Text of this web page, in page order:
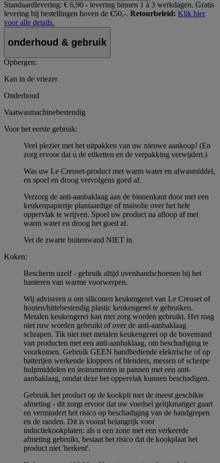
Standaardlevering: € 6,90 - levering binnen 1 à 3 werkdagen. Gratis
levering bij bestellingen boven de €50,-. Retourbeleid: Klik hier
voor alle details.
onderhoud & gebruik
Opbergen:
Kan in de vriezer
Onderhoud
Vaatwasmachinebestendig
Voor het eerste gebruik:
Veel plezier met het uitpakken van uw nieuwe aankoop! (En
zorg ervoor dat u de etiketten en de verpakking verwijdert.)
Was uw Le Creuset-product met warm water en afwasmiddel,
en spoel en droog vervolgens goed af.
Verzorg de anti-aanbaklaag aan de binnenkant door met een
keukenpapiertje plantaardige of maïsolie over het hele
oppervlak te wrijven. Spoel uw product na afloop af met
warm water en droog het goed af.
Vet de zwarte buitenwand NIET in.
Koken:
Bescherm uzelf - gebruik altijd ovenhandschoenen bij het
hanteren van warme voorwerpen.
Wij adviseren u om siliconen keukengerei van Le Creuset of
houten/hittebestendig plastic keukengerei te gebruiken.
Metalen keukengerei kan met zorg worden gebruikt. Het mag
niet ruw worden gebruikt of over de anti-aanbaklaag
schrapen. Tik niet met metalen keukengerei op de bovenrand
van producten met een anti-aanbaklaag, om beschadiging te
voorkomen. Gebruik GEEN handbediende elektrische of op
batterijen werkende kloppers of blenders, messen of scherpe
hulpmiddelen en instrumenten in pannen met een anti-
aanbaklaag, omdat deze het oppervlak kunnen beschadigen.
Gebruik het product op de kookpit met de meest geschikte
afmeting - dit zorgt ervoor dat uw voedsel gelijkmatiger gaart
en vermindert het risico op beschadiging van de handgrepen
en de randen. Dit is vooral belangrijk voor
inductiekookplaten: als u een zone met een verkeerde
afmeting gebruikt, bestaat het risico dat de kookplaat het
product niet 'herkent'.